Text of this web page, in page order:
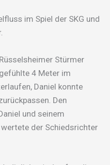
im Spiel der SKG und
Stürmer
4 Meter im
Daniel konnte
Den
und seinem
der Schiedsrichter